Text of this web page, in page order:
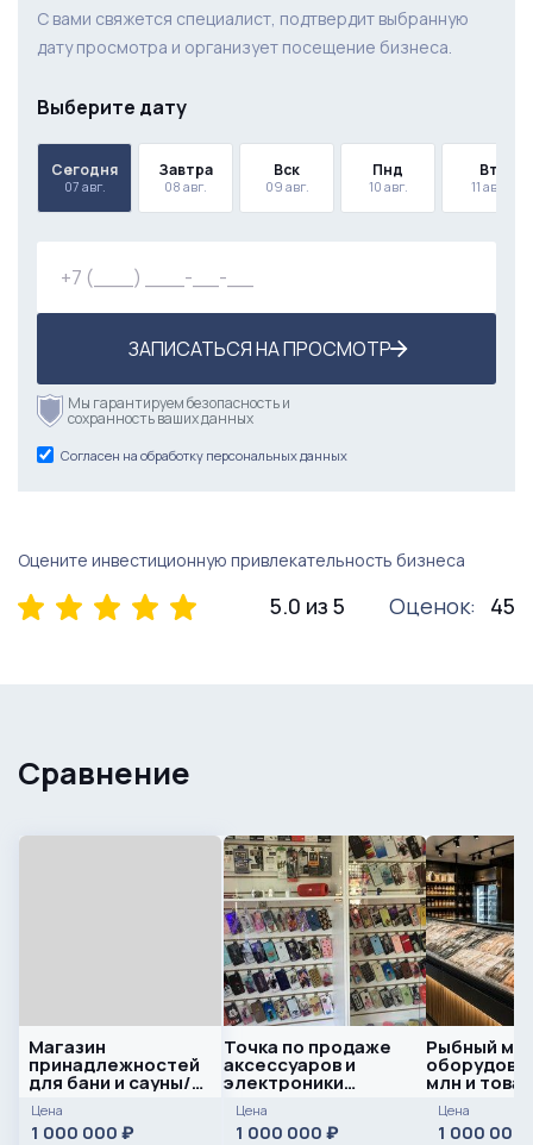
С вами свяжется специалист, подтвердит выбранную
дату просмотра и организует посещение бизнеса.
Выберите дату
Сегодня
07 авг.
Завтра
08 авг.
Вск
09 авг.
Пнд
10 авг.
Вт
11 авг.
ЗАПИСАТЬСЯ НА ПРОСМОТР
Мы гарантируем безопасность и
сохранность ваших данных
Согласен на обработку персональных данных
Оцените инвестиционную привлекательность бизнеса
5.0 из 5 Оценок: 45
Сравнение
Магазин
принадлежностей
для бани и сауны/
Лен. обл/ Высокая
прибыль
Цена
1 000 000 ₽
Точка по продаже
аксессуаров и
электроники
расположено в
метро
Цена
1 000 000 ₽
Рыбный
млн и
Цена
1 000 000